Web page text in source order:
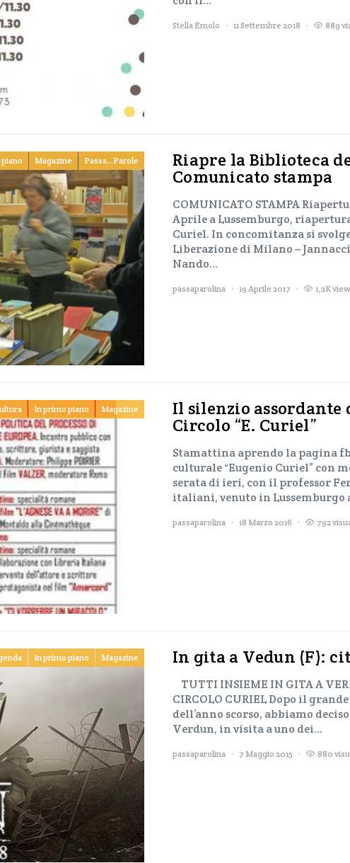
Stella Emolo 11 Settembre 2018 889
Magazine Passa...Parole Riapre la Biblioteca
Comunicato stampa
COMUNICATO STAMPA
Aprile a Lussemburgo,
Curiel. In concomitanza si
Liberazione di Milano –
Nando…
passaparolina 19 Aprile 2017 1,2K
In primo piano Magazine Il silenzio assordante
Circolo “E. Curiel”
Stamattina aprendo la pagina
culturale “Eugenio Curiel” con
serata di ieri, con il professor
italiani, venuto in Lussemburgo
passaparolina 18 Marzo 2016 792
In primo piano Magazine In gita a Vedun (F):
TUTTI INSIEME IN GITA A
CIRCOLO CURIEL Dopo il
dell’anno scorso, abbiamo
Verdun, in visita a uno dei…
passaparolina 7 Maggio 2015 880